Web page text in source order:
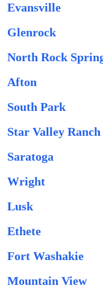
Evansville
Glenrock
North Rock
Afton
South Park
Star Valley Ranch
Saratoga
Wright
Lusk
Ethete
Fort Washakie
Mountain View